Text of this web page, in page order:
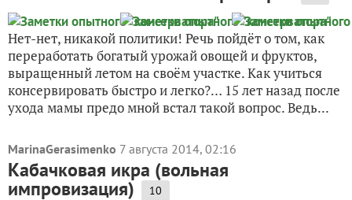
Нет-нет, никакой политики! Речь пойдёт о том, как
переработать богатый урожай овощей и фруктов,
выращенный летом на своём участке. Как учиться
консервировать быстро и легко?… 15 лет назад после
ухода мамы предо мной встал такой вопрос. Ведь...
MarinaGerasimenko 7 августа 2014, 02:16
Кабачковая икра (вольная
импровизация) 10